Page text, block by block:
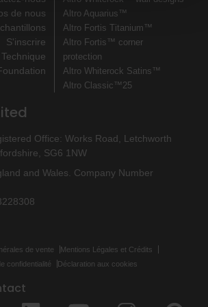
de nous
S'inscrire
Altro Aquarius™
Altro Fortis Titanium™
Altro Fortis™ corner
protection
Altro Whiterock Satins™
Altro Classic™25
Office: Works Road, Letchworth
SG6 1NW
and Wales. Company Number
de vente
Mentions Légales et Crédits
confidentialité
Déclaration aux cookies